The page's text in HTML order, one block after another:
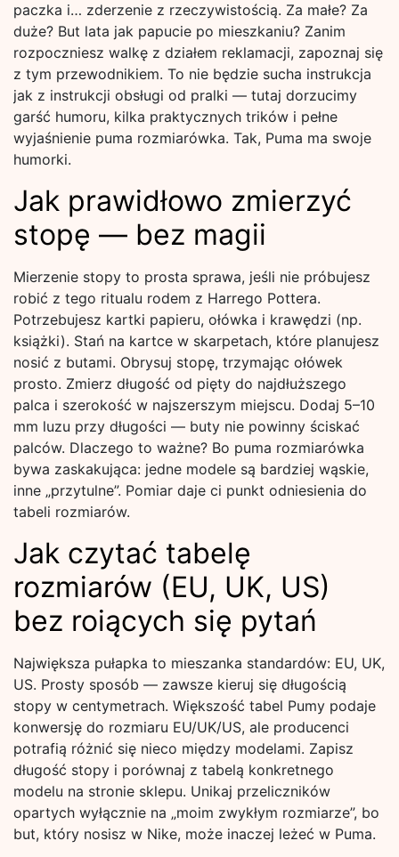
paczka i… zderzenie z rzeczywistością. Za małe? Za
duże? But lata jak papucie po mieszkaniu? Zanim
rozpoczniesz walkę z działem reklamacji, zapoznaj się
z tym przewodnikiem. To nie będzie sucha instrukcja
jak z instrukcji obsługi od pralki — tutaj dorzucimy
garść humoru, kilka praktycznych trików i pełne
wyjaśnienie puma rozmiarówka. Tak, Puma ma swoje
humorki.
Jak prawidłowo zmierzyć
stopę — bez magii
Mierzenie stopy to prosta sprawa, jeśli nie próbujesz
robić z tego ritualu rodem z Harrego Pottera.
Potrzebujesz kartki papieru, ołówka i krawędzi (np.
książki). Stań na kartce w skarpetach, które planujesz
nosić z butami. Obrysuj stopę, trzymając ołówek
prosto. Zmierz długość od pięty do najdłuższego
palca i szerokość w najszerszym miejscu. Dodaj 5–10
mm luzu przy długości — buty nie powinny ściskać
palców. Dlaczego to ważne? Bo puma rozmiarówka
bywa zaskakująca: jedne modele są bardziej wąskie,
inne „przytulne”. Pomiar daje ci punkt odniesienia do
tabeli rozmiarów.
Jak czytać tabelę
rozmiarów (EU, UK, US)
bez roiących się pytań
Największa pułapka to mieszanka standardów: EU, UK,
US. Prosty sposób — zawsze kieruj się długością
stopy w centymetrach. Większość tabel Pumy podaje
konwersję do rozmiaru EU/UK/US, ale producenci
potrafią różnić się nieco między modelami. Zapisz
długość stopy i porównaj z tabelą konkretnego
modelu na stronie sklepu. Unikaj przeliczników
opartych wyłącznie na „moim zwykłym rozmiarze”, bo
but, który nosisz w Nike, może inaczej leżeć w Puma.